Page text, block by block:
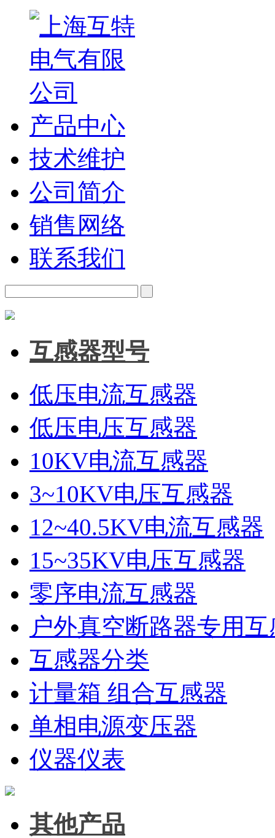
产品中心
技术维护
公司简介
销售网络
联系我们
互感器型号
低压电流互感器
低压电压互感器
10KV电流互感器
3~10KV电压互感器
12~40.5KV电流互感器
15~35KV电压互感器
零序电流互感器
户外真空断路器专用
互感器分类
计量箱 组合互感器
单相电源变压器
仪器仪表
其他产品